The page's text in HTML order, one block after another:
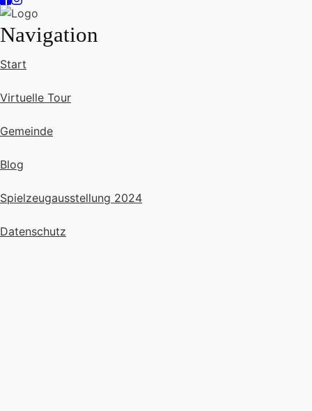
Navigation
Start
Virtuelle Tour
Gemeinde
Blog
Spielzeugausstellung 2024
Datenschutz